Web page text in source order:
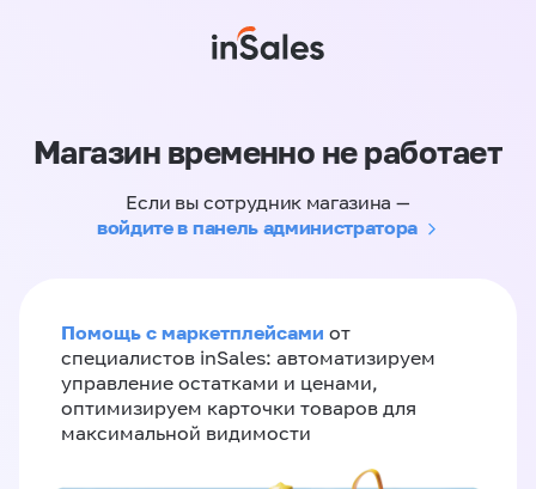
Магазин временно не работает
Если вы сотрудник магазина —
войдите в панель администратора
Помощь с маркетплейсами от
специалистов inSales: автоматизируем
управление остатками и ценами,
оптимизируем карточки товаров для
максимальной видимости